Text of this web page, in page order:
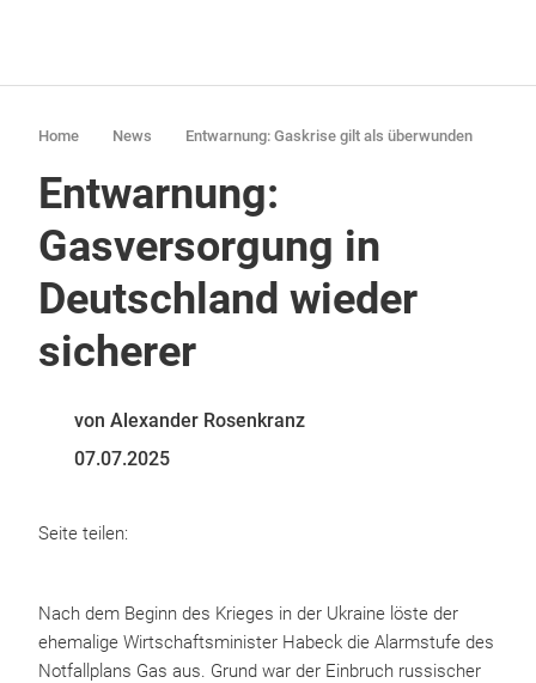
Home News Entwarnung: Gaskrise gilt als überwunden
Entwarnung:
Gasversorgung in
Deutschland wieder
sicherer
von Alexander Rosenkranz
07.07.2025
Seite teilen:
Nach dem Beginn des Krieges in der Ukraine löste der
ehemalige Wirtschaftsminister Habeck die Alarmstufe des
Notfallplans Gas aus. Grund war der Einbruch russischer